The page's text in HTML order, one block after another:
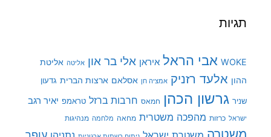
תגיות
WOKE אבי הראל איראן אלי בר און אליטה אליטת
ההון אלעד רזניק אמציה חן אסלאם ארצות הברית גדעון
שניר גרשון הכהן חמאס חרבות ברזל טראמפ יאיר רגב
ישראל כרזות מהפכה משטרית מחאה מלחמה מנהיגות